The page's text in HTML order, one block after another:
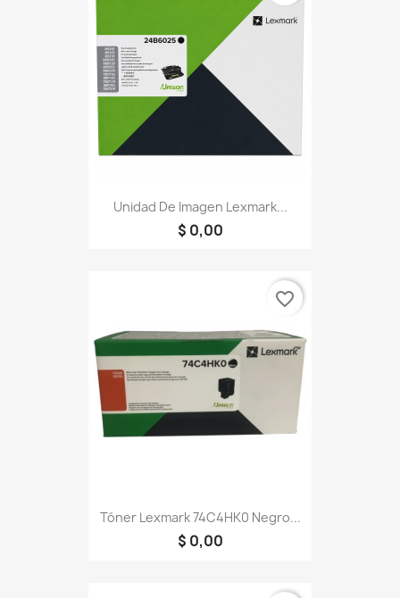
Unidad De Imagen Lexmark...
$ 0,00
Tóner Lexmark 74C4HK0 Negro...
$ 0,00
favorite_border